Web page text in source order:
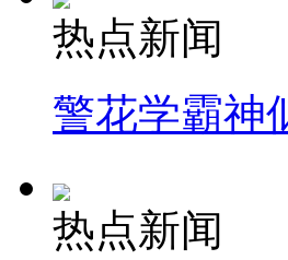
热点新闻
警花学霸神
热点新闻